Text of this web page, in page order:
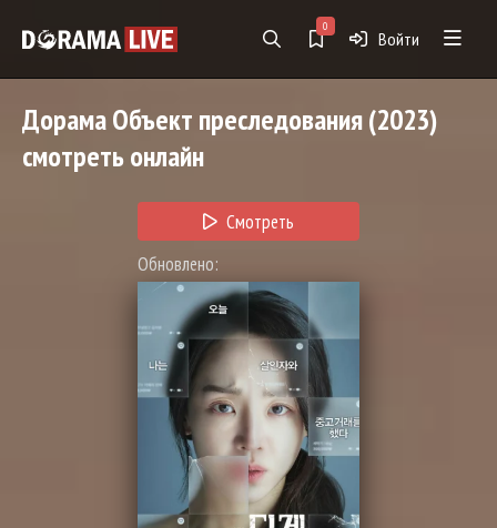
0
Войти
ДорамаОбъект преследования(2023)
смотреть онлайн
Смотреть
Обновлено: